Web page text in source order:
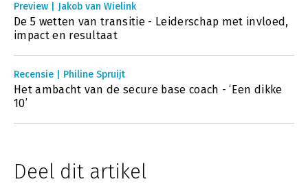
Preview | Jakob van Wielink
De 5 wetten van transitie - Leiderschap met invloed,
impact en resultaat
Recensie | Philine Spruijt
Het ambacht van de secure base coach - ‘Een dikke
10’
Deel dit artikel